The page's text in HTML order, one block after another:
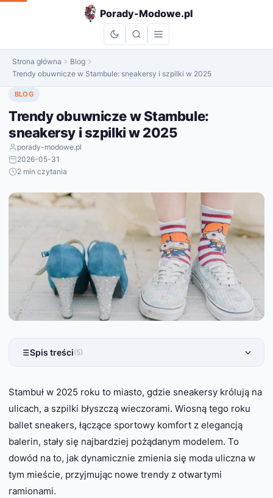
do
Porady-Modowe.pl
Strona główna
Blog
Trendy obuwnicze w Stambule: sneakersy i szpilki w 2025
BLOG
Trendy obuwnicze w Stambule:
sneakersy i szpilki w 2025
porady-modowe.pl
2026-05-31
2 min czytania
Spis treści(5)
Stambuł w 2025 roku to miasto, gdzie sneakersy królują na
ulicach, a szpilki błyszczą wieczorami. Wiosną tego roku
ballet sneakers, łączące sportowy komfort z elegancją
balerin, stały się najbardziej pożądanym modelem. To
dowód na to, jak dynamicznie zmienia się moda uliczna w
tym mieście, przyjmując nowe trendy z otwartymi
ramionami.